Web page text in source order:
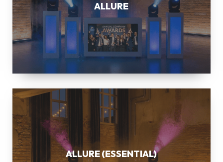
ALLURE
ALLURE (ESSENTIAL)
ALLURE
(ESSENTIAL)